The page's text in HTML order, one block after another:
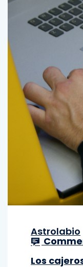
Astrolabio
Los